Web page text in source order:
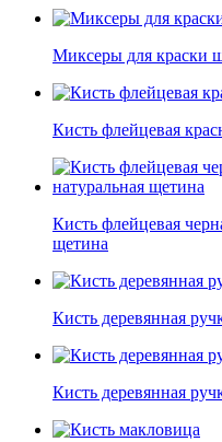
Миксеры для краски
Кисть флейцевая
Кисть флейцевая
щетина
Кисть деревянная
Кисть деревянная